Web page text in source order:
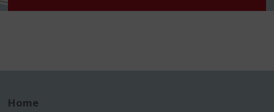
Home